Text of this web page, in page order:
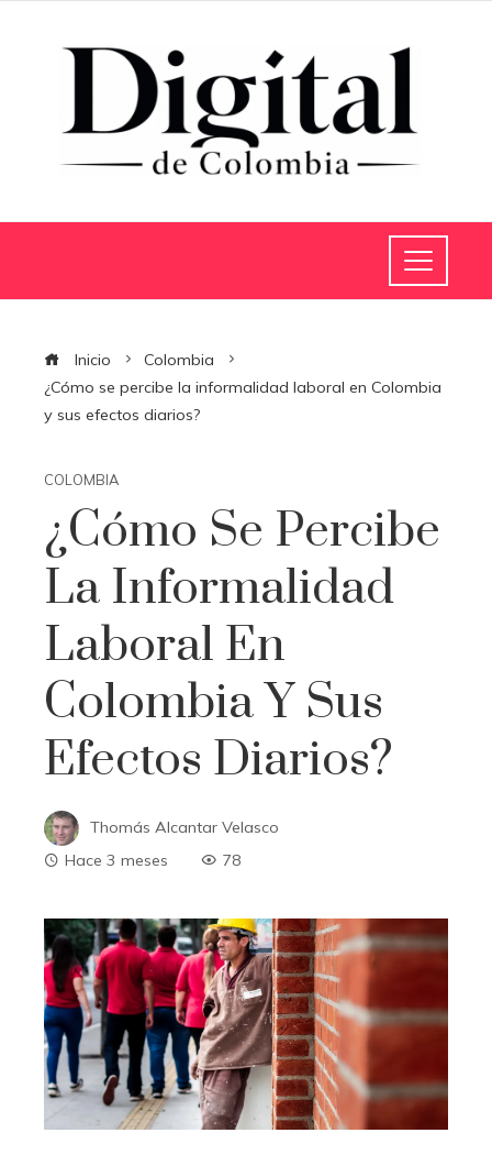
Inicio
Colombia
¿Cómo se percibe la informalidad laboral en Colombia
y sus efectos diarios?
COLOMBIA
¿Cómo Se Percibe
La Informalidad
Laboral En
Colombia Y Sus
Efectos Diarios?
Thomás Alcantar Velasco
Hace 3 meses
78